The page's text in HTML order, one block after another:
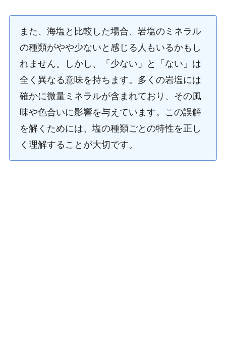
また、海塩と比較した場合、岩塩のミネラル
の種類がやや少ないと感じる人もいるかもし
れません。しかし、「少ない」と「ない」は
全く異なる意味を持ちます。多くの岩塩には
確かに微量ミネラルが含まれており、その風
味や色合いに影響を与えています。この誤解
を解くためには、塩の種類ごとの特性を正し
く理解することが大切です。